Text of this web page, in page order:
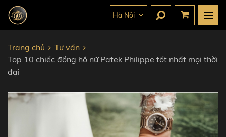
Hà Nội
Trang chủ
Tư vấn
Top 10 chiếc đồng hồ nữ Patek Philippe tốt nhất mọi thời
đại